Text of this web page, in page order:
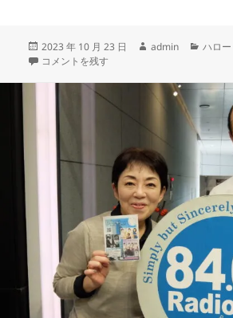
c
e
b
o
o
k
e
a
d
y
Li
n
k
投
稿
2023 年 10 月 23 日
作
admin
カ
リ
ー
ハロ
築地 秋まつり開催！／第５０回日本橋・
コメントを残す